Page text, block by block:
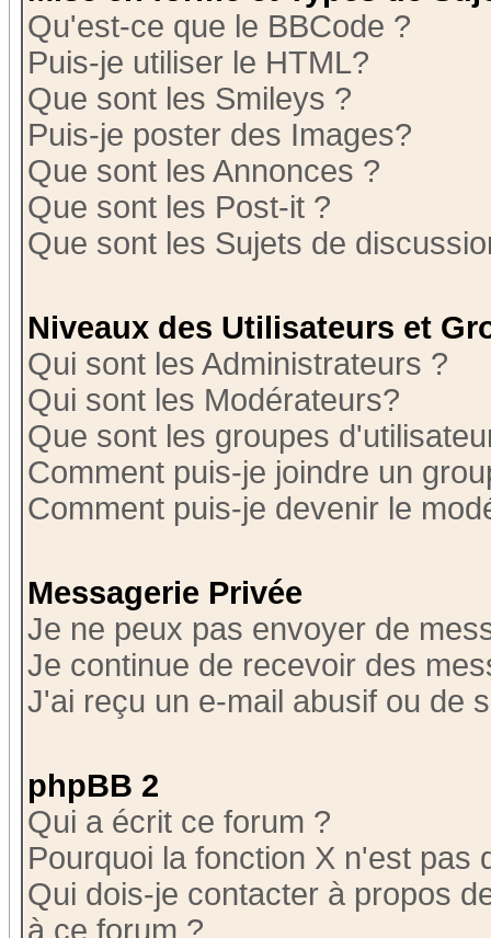
Qu'est-ce que le BBCode ?
Puis-je utiliser le HTML?
Que sont les Smileys ?
Puis-je poster des Images?
Que sont les Annonces ?
Que sont les Post-it ?
Que sont les Sujets de
Niveaux des Utilisateurs et
Qui sont les Administrateurs ?
Qui sont les Modérateurs?
Que sont les groupes
Comment puis-je joindre un
Comment puis-je devenir le
Messagerie Privée
Je ne peux pas envoyer de
Je continue de recevoir des
J'ai reçu un e-mail abusif ou de
phpBB 2
Qui a écrit ce forum ?
Pourquoi la fonction X n'est pas
Qui dois-je contacter à propos
à ce forum ?